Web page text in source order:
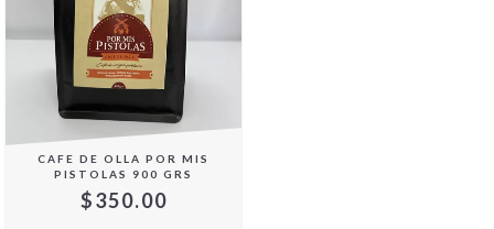
CAFE DE OLLA POR MIS
PISTOLAS 900 GRS
$350.00